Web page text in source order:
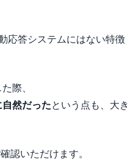
応答システムにはない特徴
際、
然だったという点も、大き
認いただけます。